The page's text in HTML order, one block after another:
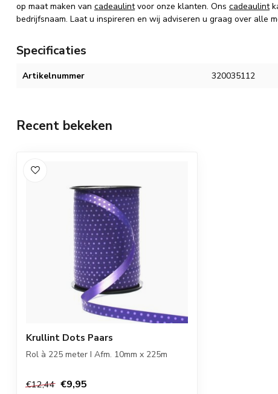
op maat maken van cadeaulintvoor onze klanten. Ons cadeaulint
bedrijfsnaam. Laat u inspireren en wij adviseren u graag over alle
Specificaties
Artikelnummer 320035112
Recent bekeken
Krullint Dots Paars
Rol à 225 meter I Afm. 10mm x 225m
€12,44 €9,95